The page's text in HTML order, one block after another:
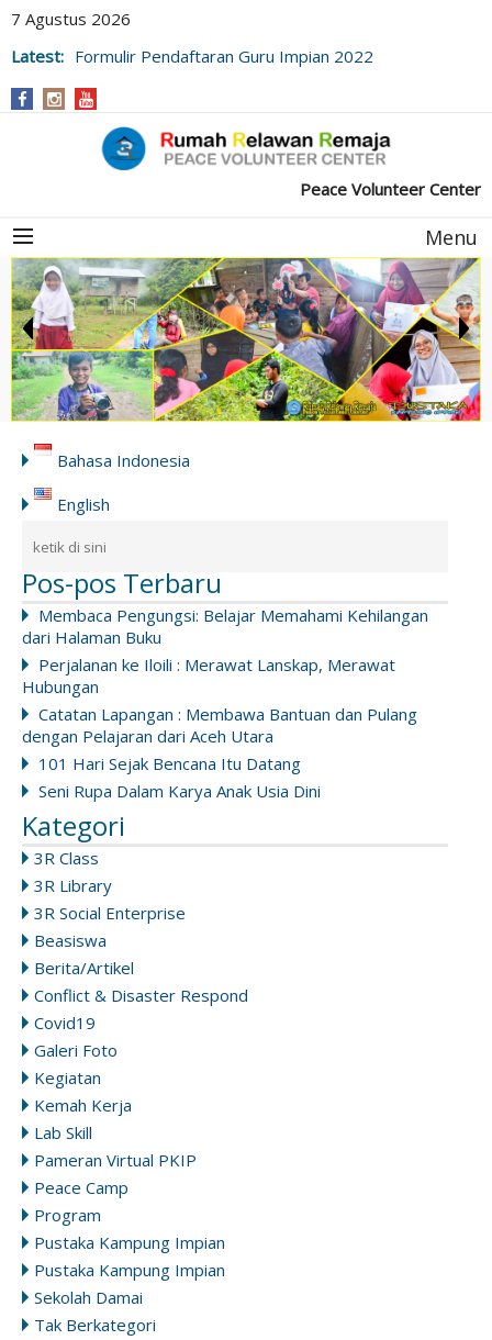
7 Agustus 2026
Latest: Formulir Pendaftaran Guru Impian 2022
Peace Volunteer Center
Menu
Bahasa Indonesia
English
Pos-pos Terbaru
Membaca Pengungsi: Belajar Memahami Kehilangan
dari Halaman Buku
Perjalanan ke Iloili : Merawat Lanskap, Merawat
Hubungan
Catatan Lapangan : Membawa Bantuan dan Pulang
dengan Pelajaran dari Aceh Utara
101 Hari Sejak Bencana Itu Datang
Seni Rupa Dalam Karya Anak Usia Dini
Kategori
3R Class
3R Library
3R Social Enterprise
Beasiswa
Berita/Artikel
Conflict & Disaster Respond
Covid19
Galeri Foto
Kegiatan
Kemah Kerja
Lab Skill
Pameran Virtual PKIP
Peace Camp
Program
Pustaka Kampung Impian
Pustaka Kampung Impian
Sekolah Damai
Tak Berkategori